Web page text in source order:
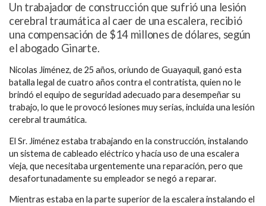
Un trabajador de construcción que sufrió una lesión
cerebral traumática al caer de una escalera, recibió
una compensación de $14 millones de dólares, según
el abogado Ginarte.
Nicolas Jiménez, de 25 años, oriundo de Guayaquil, ganó esta
batalla legal de cuatro años contra el contratista, quien no le
brindó el equipo de seguridad adecuado para desempeñar su
trabajo, lo que le provocó lesiones muy serias, incluida una lesión
cerebral traumática.
El Sr. Jiménez estaba trabajando en la construcción, instalando
un sistema de cableado eléctrico y hacía uso de una escalera
vieja, que necesitaba urgentemente una reparación, pero que
desafortunadamente su empleador se negó a reparar.
Mientras estaba en la parte superior de la escalera instalando el